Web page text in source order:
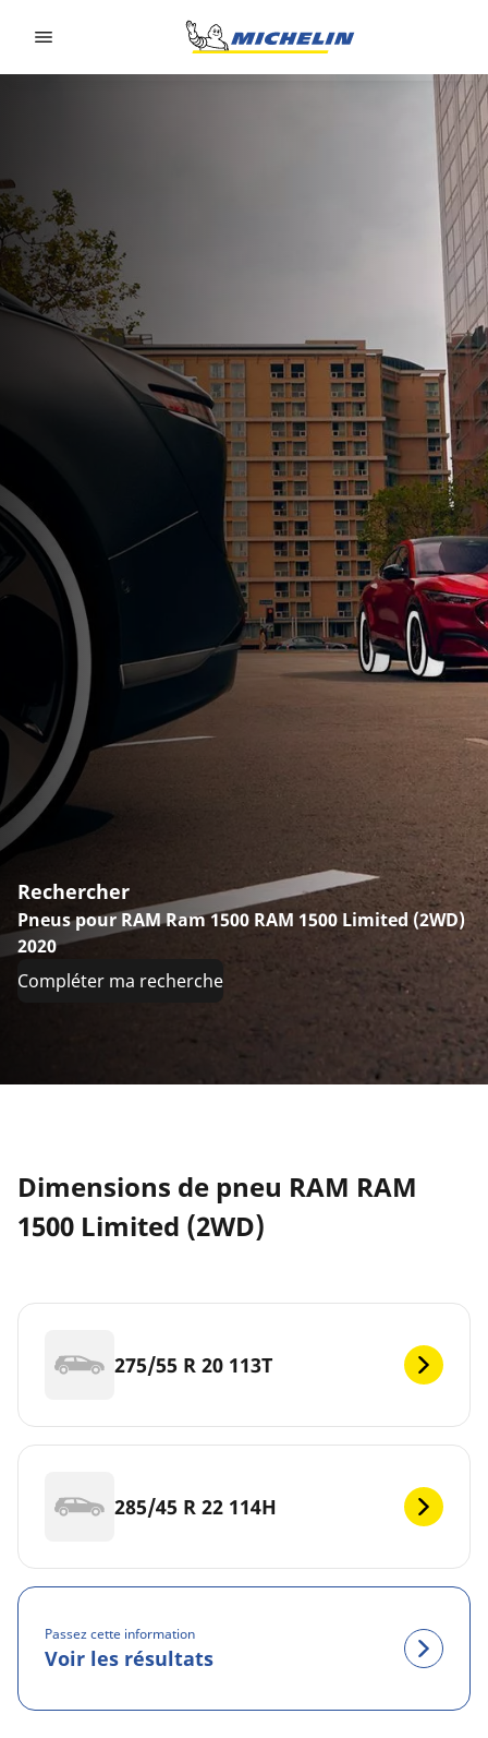
Rechercher
Pneus pour RAM Ram 1500 RAM 1500 Limited (2WD)
2020
Compléter ma recherche
Dimensions de pneu RAM RAM
1500 Limited (2WD)
275/55 R 20 113T
285/45 R 22 114H
Passez cette information
Voir les résultats